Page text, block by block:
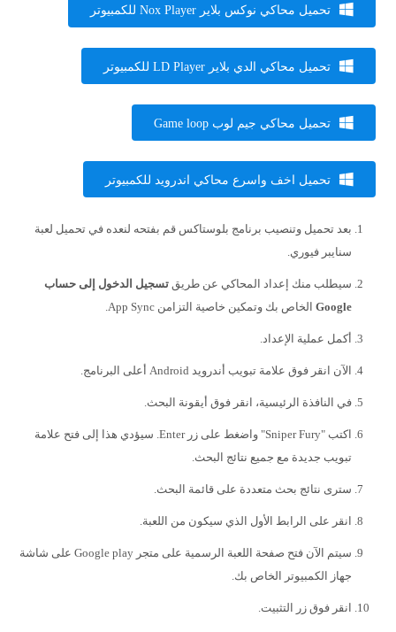
تحميل محاكي نوكس بلاير Nox Player للكمبيوتر
تحميل محاكي الدي بلاير LD Player للكمبيوتر
تحميل محاكي جيم لوب Game loop
تحميل اخف واسرع محاكي اندرويد للكمبيوتر
بعد تحميل وتنصيب برنامج بلوستاكس قم بفتحه لنعده في تحميل لعبة
سنايبر فيوري.
سيطلب منك إعداد المحاكي عن طريق تسجيل الدخول إلى حساب
Google الخاص بك وتمكين خاصية التزامن App Sync.
أكمل عملية الإعداد.
الآن انقر فوق علامة تبويب أندرويد Android أعلى البرنامج.
في النافذة الرئيسية، انقر فوق أيقونة البحث.
اكتب "Sniper Fury" واضغط على زر Enter. سيؤدي هذا إلى فتح علامة
تبويب جديدة مع جميع نتائج البحث.
سترى نتائج بحث متعددة على قائمة البحث.
انقر على الرابط الأول الذي سيكون من اللعبة.
سيتم الآن فتح صفحة اللعبة الرسمية على متجر Google play على شاشة
جهاز الكمبيوتر الخاص بك.
انقر فوق زر التثبيت.